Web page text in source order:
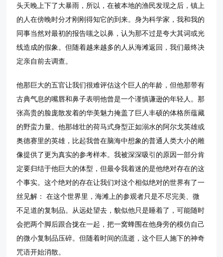
头天晚上下了大暴雨，所以，在被本地的渔民发现之后，镇上
的人在傍晚时分才刚刚得知它的到来。身为科学家，我和我的
同事当然对最初的报告嗤之以鼻，认为那不过是夸大其词或光
线造成的假象。但随着越来越多的人从海滩返回，我们最终决
定亲自前去调查。
他那巨大的五官让我们很难评估这个巨人的年龄，但他那带有
古典气息的嘴唇和鼻子表明他曾是一个谨慎谦逊的年轻人。那
张高贵的脸庞散发着的华美魅力掩盖了巨人丰硕的体格所蕴藏
的野蛮力量。他那雄壮的荷马式身型正如溺水的阿尔戈英雄或
奥德赛里的英雄，比起我曾在脑海中想象的普通人类大小的雕
像提供了更为真实的参考样本。我被深深吸引的原因一部分肯
定要归结于他巨大的体型，但最令我着迷的是他绝对存在的这
个事实。这个绝对的存在让我们对这个相似绝对的世界有了一
丝见解： 在这个世界里，海滩上的参观者只是不尽完美、微
不足道的复制品。从远处望去，貌似他只是睡着了，可能随时
会把两个脚后跟合拢在一起，把一窝蜂围在他身旁的模仿自己
的微小复制品压碎。但随着时间的流逝，这个巨人施下的神奇
咒语开始消散。